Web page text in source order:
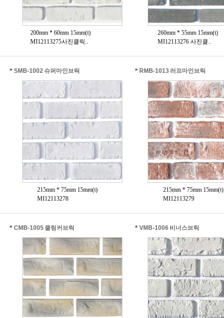
200mm * 60mm 15mm(t)
MI12113275사진클릭..
260mm * 55mm 15mm(t)
MI12113276 사진클..
* SMB-1002 슈퍼마인브릭
215mm * 75mm 15mm(t)
MI12113278
* RMB-1013 러프마인브릭
215mm * 75mm 15mm(t)
MI12113279
* CMB-1005 클링커브릭 * VMB-1006 비너스브릭